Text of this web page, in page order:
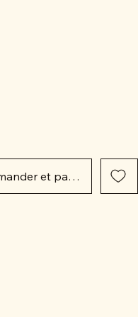
et payer